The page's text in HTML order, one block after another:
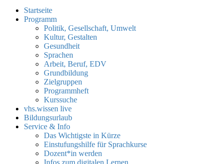
Startseite
Programm
Politik, Gesellschaft, Umwelt
Kultur, Gestalten
Gesundheit
Sprachen
Arbeit, Beruf, EDV
Grundbildung
Zielgruppen
Programmheft
Kurssuche
vhs.wissen live
Bildungsurlaub
Service & Info
Das Wichtigste in Kürze
Einstufungshilfe für Sprachkurse
Dozent*in werden
Infos zum digitalen Lernen